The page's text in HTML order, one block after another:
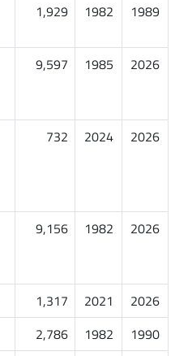
1,929 1982 1989
9,597 1985 2026
732 2024 2026
9,156 1982 2026
1,317 2021
2026
2,786 1982
1990